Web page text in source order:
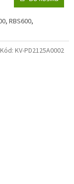
RBS600,
Kód: KV-PD2125A0002